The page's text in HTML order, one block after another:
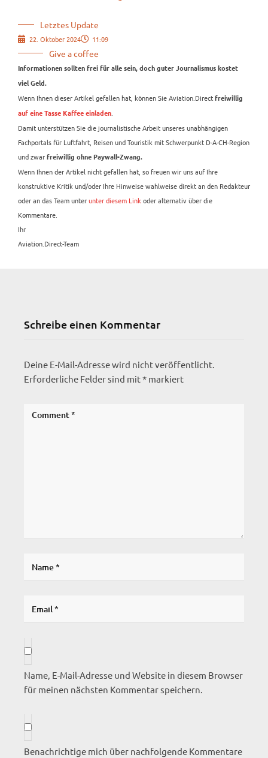
Letztes Update
22. Oktober 2024 11:09
Give a coffee
Informationen sollten frei für alle sein, doch guter Journalismus kostet
viel Geld.
Wenn Ihnen dieser Artikel gefallen hat, können Sie Aviation.Direct freiwillig
auf eine Tasse Kaffee einladen
Damit unterstützen Sie die journalistische Arbeit unseres unabhängigen
Fachportals für Luftfahrt, Reisen und Touristik mit Schwerpunkt D-A-CH-Region
und zwar freiwillig ohne Paywall-Zwang.
Wenn Ihnen der Artikel nicht gefallen hat, so freuen wir uns auf Ihre
konstruktive Kritik und/oder Ihre Hinweise wahlweise direkt an den Redakteur
oder an das Team unterunter diesem Link oder alternativ über die
Kommentare.
Ihr
Aviation.Direct-Team
Schreibe einen Kommentar
Deine E-Mail-Adresse wird nicht veröffentlicht.
Erforderliche Felder sind mit* markiert
Name, E-Mail-Adresse und Website in diesem Browser
für meinen nächsten Kommentar speichern.
Benachrichtige mich über nachfolgende Kommentare